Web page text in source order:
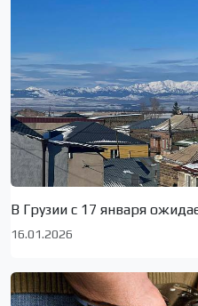
В Грузии с 17 января
16.01.2026